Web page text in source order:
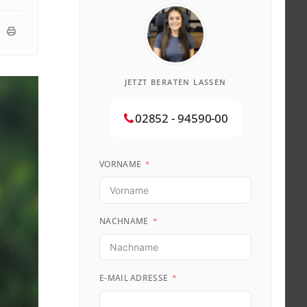
JETZT BERATEN LASSEN
02852 - 94590-00
VORNAME
NACHNAME
E-MAIL ADRESSE